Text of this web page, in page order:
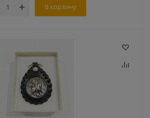
В корзину